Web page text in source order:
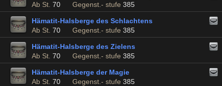
Ab St. 70 Gegenst.- stufe 385
Hämatit-Halsberge des Schlachtens
Ab St. 70 Gegenst.- stufe 385
Hämatit-Halsberge des Zielens
Ab St. 70 Gegenst.- stufe 385
Hämatit-Halsberge der Magie
Ab St. 70 Gegenst.- stufe 385